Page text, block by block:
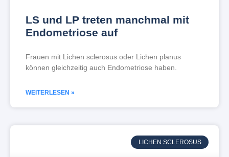
LS und LP treten manchmal mit
Endometriose auf
Frauen mit Lichen sclerosus oder Lichen planus
können gleichzeitig auch Endometriose haben.
WEITERLESEN »
LICHEN SCLEROSUS